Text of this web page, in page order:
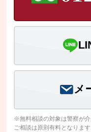
メ
※無料相談の対象は警察が
ご相談は原則有料となります